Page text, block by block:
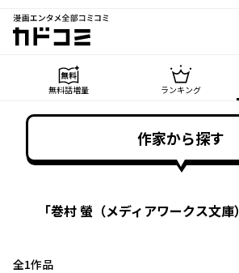
漫画エンタメ全部コミコミ
カドコミ
無料話増量 ランキング
作家から探す
「巻村 螢（メディアワークス文庫）
全1作品